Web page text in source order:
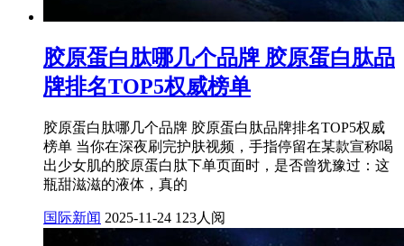
胶原蛋白肽哪几个品牌 胶原蛋白肽品
牌排名TOP5权威榜单
胶原蛋白肽哪几个品牌 胶原蛋白肽品牌排名TOP5权威
榜单 当你在深夜刷完护肤视频，手指停留在某款宣称喝
出少女肌的胶原蛋白肽下单页面时，是否曾犹豫过：这
瓶甜滋滋的液体，真的
国际新闻 2025-11-24 123人阅